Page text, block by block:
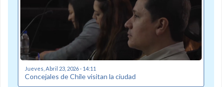
Jueves, Abril 23, 2026 - 14:11
Concejales de Chile visitan la ciudad